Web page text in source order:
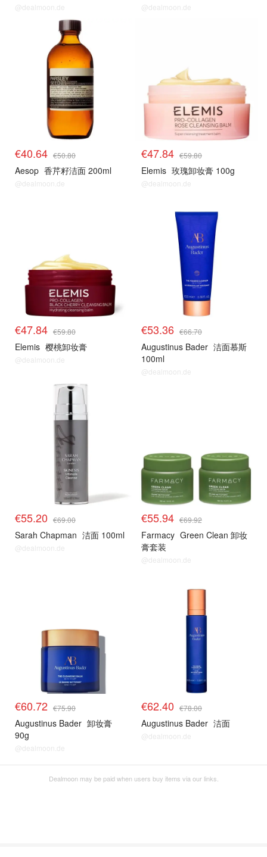
@dealmoon.de @dealmoon.de
€40.64 €50.80
Aesop 香芹籽洁面 200ml
@dealmoon.de
€47.84 €59.80
Elemis 玫瑰卸妆膏 100g
@dealmoon.de
€47.84 €59.80
Elemis 樱桃卸妆膏
@dealmoon.de
€53.36 €66.70
Augustinus Bader 洁面慕斯
100ml
@dealmoon.de
€55.20 €69.00
Sarah Chapman 洁面 100ml
@dealmoon.de
€55.94 €69.92
Farmacy Green Clean 卸妆
膏套装
@dealmoon.de
€60.72 €75.90
Augustinus Bader 卸妆膏
90g
@dealmoon.de
€62.40 €78.00
Augustinus Bader 洁面
@dealmoon.de
Dealmoon may be paid when users buy items via our links.